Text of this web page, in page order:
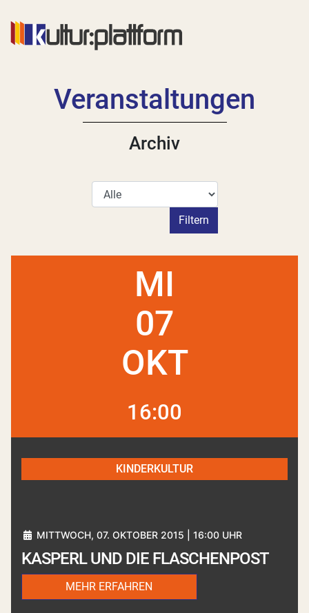
Veranstaltungen
Archiv
Filtern
MI
07
OKT
16:00
KINDERKULTUR
MITTWOCH, 07. OKTOBER 2015 | 16:00 UHR
KASPERL UND DIE FLASCHENPOST
MEHR ERFAHREN